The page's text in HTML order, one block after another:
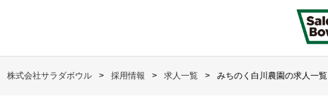
株式会社サラダボウル 採用情報 求人一覧 みちのく白川農園の求人一覧